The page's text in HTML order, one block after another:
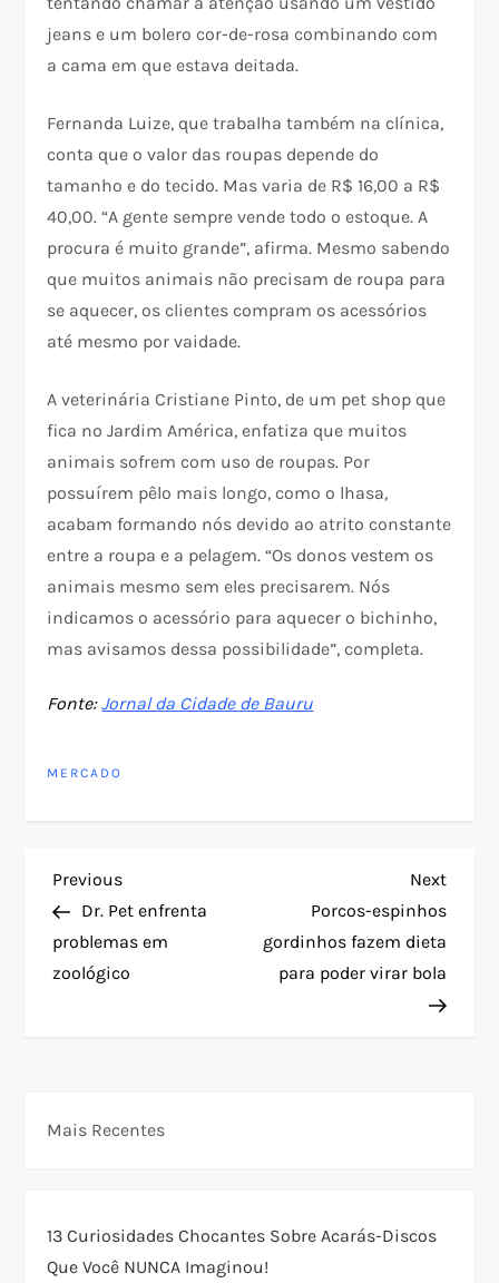
jeans e um bolero cor-de-rosa combinando com
a cama em que estava deitada.
Fernanda Luize, que trabalha também na clínica,
conta que o valor das roupas depende do
tamanho e do tecido. Mas varia de R$ 16,00 a R$
40,00. “A gente sempre vende todo o estoque. A
procura é muito grande”, afirma. Mesmo sabendo
que muitos animais não precisam de roupa para
se aquecer, os clientes compram os acessórios
até mesmo por vaidade.
A veterinária Cristiane Pinto, de um pet shop que
fica no Jardim América, enfatiza que muitos
animais sofrem com uso de roupas. Por
possuírem pêlo mais longo, como o lhasa,
acabam formando nós devido ao atrito constante
entre a roupa e a pelagem. “Os donos vestem os
animais mesmo sem eles precisarem. Nós
indicamos o acessório para aquecer o bichinho,
mas avisamos dessa possibilidade”, completa.
Fonte:Jornal da Cidade de Bauru
MERCADO
N
a
v
a
ã
Previous
Post
Previous
Dr. Pet enfrenta
problemas em
zoológico
Next
Post
Next
Porcos-espinhos
gordinhos fazem dieta
para poder virar bola
Mais Recentes
13 Curiosidades Chocantes Sobre Acarás-Discos
Que Você NUNCA Imaginou!